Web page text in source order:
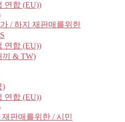
연합 (EU))
/ 하지 재판매를위한
연합 (EU))
끼 & TW)
)
연합 (EU))
재판매를위한 / 시민